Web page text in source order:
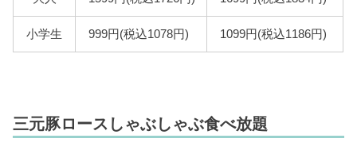
小学生 999円(税込1078円) 1099円(税込1186円)
三元豚ロースしゃぶしゃぶ食べ放題